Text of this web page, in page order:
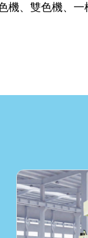
、雙色機、一